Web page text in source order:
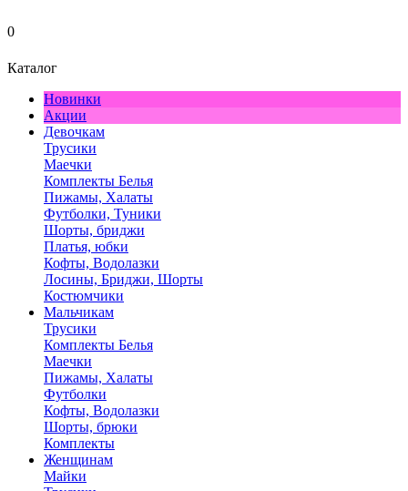
0
Каталог
Новинки
Акции
Девочкам
Трусики
Маечки
Комплекты Белья
Пижамы, Халаты
Футболки, Туники
Шорты, бриджи
Платья, юбки
Кофты, Водолазки
Лосины, Бриджи, Шорты
Костюмчики
Мальчикам
Трусики
Комплекты Белья
Маечки
Пижамы, Халаты
Футболки
Кофты, Водолазки
Шорты, брюки
Комплекты
Женщинам
Майки